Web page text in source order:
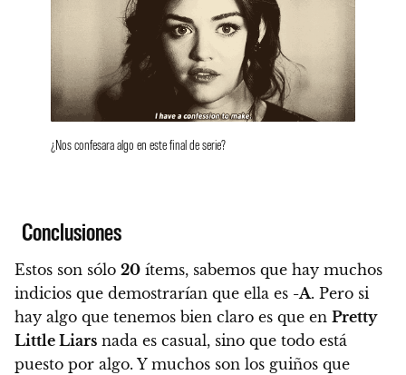
¿Nos confesara algo en este final de serie?
Conclusiones
Estos son sólo 20 ítems, sabemos que hay muchos
indicios que demostrarían que ella es -A. Pero si
hay algo que tenemos bien claro es que en Pretty
Little Liars nada es casual, sino que todo está
puesto por algo. Y muchos son los guiños que